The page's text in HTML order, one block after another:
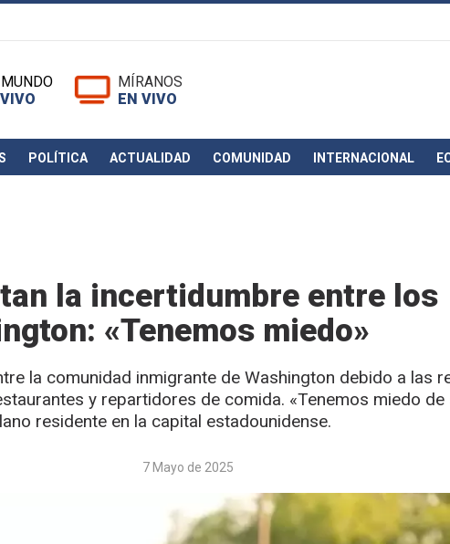
MÍRANOS
EN VIVO
POLÍTICA ACTUALIDAD COMUNIDAD INTERNACIONAL
la incertidumbre entre los
«Tenemos miedo»
la comunidad inmigrante de Washington debido a las
y repartidores de comida. «Tenemos miedo de
residente en la capital estadounidense.
7 Mayo de 2025